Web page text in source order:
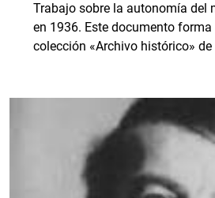
Trabajo sobre la autonomía del
en 1936. Este documento forma
colección «Archivo histórico» de